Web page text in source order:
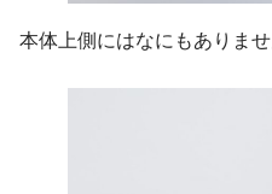
本体上側にはなにもありませ